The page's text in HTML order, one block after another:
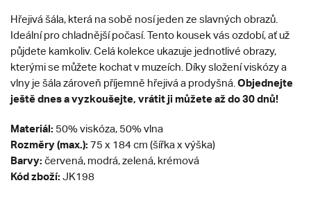
Hřejivá šála, která na sobě nosí jeden ze slavných obrazů.
Ideální pro chladnější počasí. Tento kousek vás ozdobí, ať už
půjdete kamkoliv. Celá kolekce ukazuje jednotlivé obrazy,
kterými se můžete kochat v muzeích. Díky složení viskózy a
vlny je šála zároveň příjemně hřejivá a prodyšná. Objednejte
ještě dnes a vyzkoušejte, vrátit ji můžete až do 30 dnů!
Materiál: 50% viskóza, 50% vlna
Rozměry (max.): 75 x 184 cm (šířka x výška)
Barvy: červená, modrá, zelená, krémová
Kód zboží: JK198